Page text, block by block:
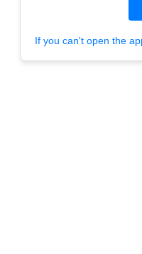
If you can't open the